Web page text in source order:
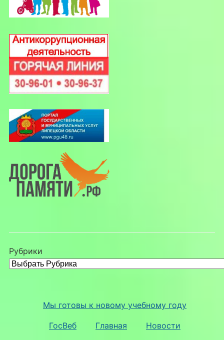
Рубрики
Мы готовы к новому учебному году
ГосВеб Главная Новости